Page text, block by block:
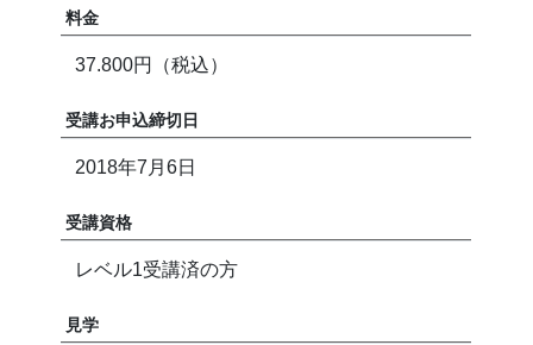
料金
37.800円（税込）
受講お申込締切日
2018年7月6日
受講資格
レベル1受講済の方
見学